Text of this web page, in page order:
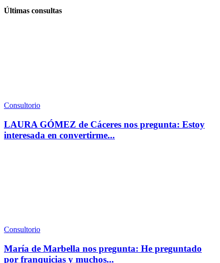
Últimas consultas
Consultorio
LAURA GÓMEZ de Cáceres nos pregunta: Estoy
interesada en convertirme...
Consultorio
María de Marbella nos pregunta: He preguntado
por franquicias y muchos...